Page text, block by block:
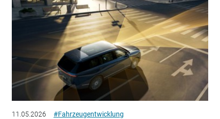
11.05.2026 #Fahrzeugentwicklung